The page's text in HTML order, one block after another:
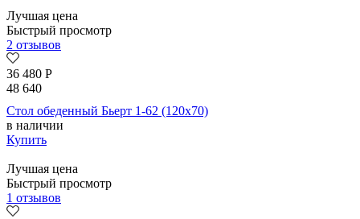
Лучшая цена
Быстрый просмотр
2 отзывов
36 480 Р
48 640
Стол обеденный Бьерт 1-62 (120х70)
в наличии
Купить
Лучшая цена
Быстрый просмотр
1 отзывов